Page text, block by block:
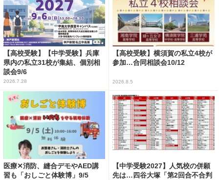
【高校受験】【中学受験】兵庫
県内の私立31校が集結、個別相
談会9/6
2026.7.28
【高校受験】横須賀の私立4校が
参加…合同相談会10/12
2026.8.5
医療✕消防、縫合デモやAED講
習も「おしごと体験博」9/5
【中学受験2027】人気校の併願
先は…四谷大塚「第2回合不合判